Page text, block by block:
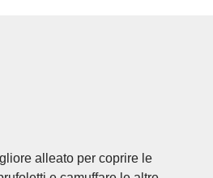
alleato per coprire le